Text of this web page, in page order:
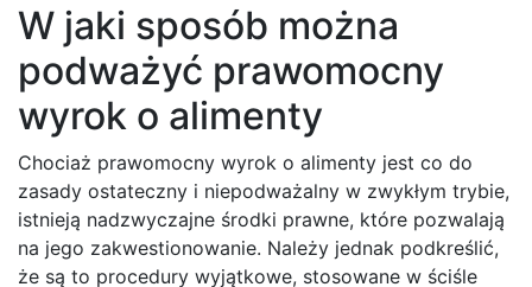
W jaki sposób można
podważyć prawomocny
wyrok o alimenty
Chociaż prawomocny wyrok o alimenty jest co do
zasady ostateczny i niepodważalny w zwykłym trybie,
istnieją nadzwyczajne środki prawne, które pozwalają
na jego zakwestionowanie. Należy jednak podkreślić,
że są to procedury wyjątkowe, stosowane w ściśle